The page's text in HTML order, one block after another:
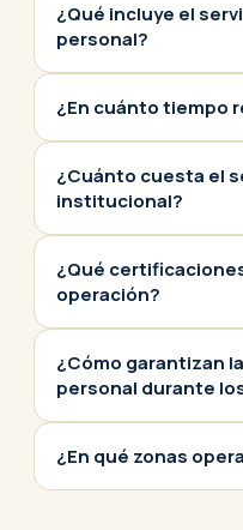
¿Qué incluye el
personal?
¿En cuánto tiempo
¿Cuánto cuesta el
institucional?
¿Qué
operación?
¿Cómo garantizan
personal durante
¿En qué zonas